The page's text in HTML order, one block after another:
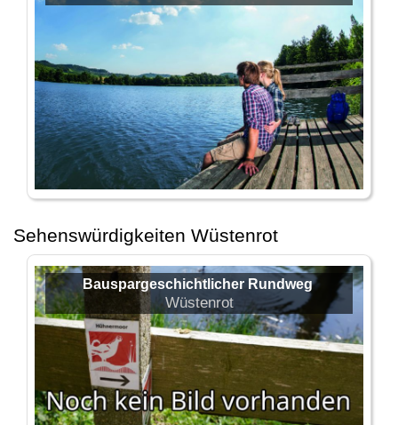
Sehenswürdigkeiten Wüstenrot
Bauspargeschichtlicher Rundweg
Wüstenrot